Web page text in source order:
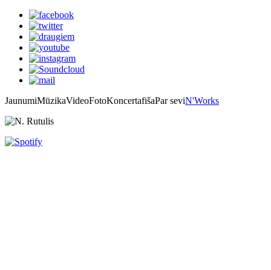
JaunumiMūzikaVideoFotoKoncertafišaPar seviN'Works